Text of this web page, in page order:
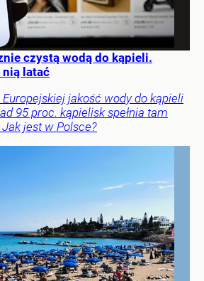
czystą wodą do kąpieli.
nią latać
jakość wody do kąpieli
95 proc. kąpielisk spełnia tam
jest w Polsce?